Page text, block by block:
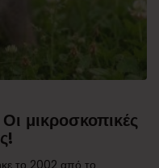
μικροσκοπικές